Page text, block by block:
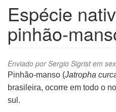
Espécie
pinhão-
Enviado porSergio Sigristem
Pinhão-manso (Jatropha
brasileira, ocorre em todo o
sul.